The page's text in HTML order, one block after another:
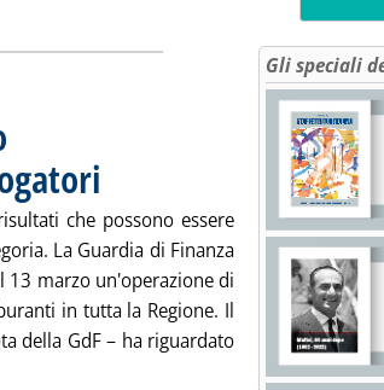
. Pubblicata venerdì 21 marzo 2008 alle 14.20.
che possono essere
La Guardia di Finanza
13 marzo un'operazione di
in tutta la Regione. Il
della GdF – ha riguardato
'Rete p.v., controllo GdF in Veneto . Poche
Gli speciali